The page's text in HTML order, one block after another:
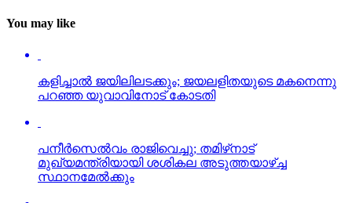
You may like
കളിച്ചാല്‍ ജയിലിലടക്കും; ജയലളിതയുടെ മകനെന്നു
പറഞ്ഞ യുവാവിനോട് കോടതി
പനീര്‍സെല്‍വം രാജിവെച്ചു; തമിഴ്‌നാട്
മുഖ്യമന്ത്രിയായി ശശികല അടുത്തയാഴ്ച്ച
സ്ഥാനമേല്‍ക്കും